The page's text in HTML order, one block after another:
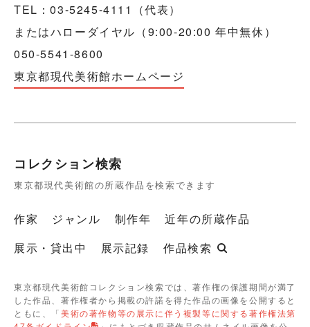
TEL：03-5245-4111（代表）
またはハローダイヤル（9:00-20:00 年中無休）
050-5541-8600
東京都現代美術館ホームページ
コレクション検索
東京都現代美術館の所蔵作品を検索できます
作家 ジャンル 制作年
近年の所蔵作品
展示・貸出中
展示記録 作品検索
東京都現代美術館コレクション検索では、著作権の保護期間が満了
した作品、著作権者から掲載の許諾を得た作品の画像を公開すると
ともに、「美術の著作物等の展示に伴う複製等に関する著作権法第